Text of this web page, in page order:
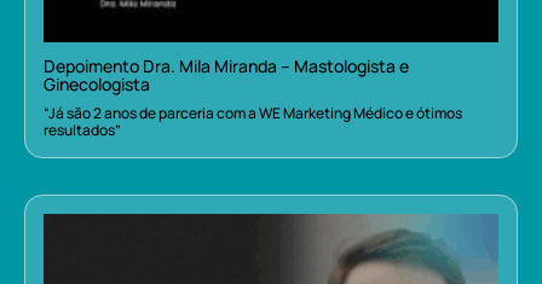
Depoimento Dra. Mila Miranda – Mastologista e
Ginecologista
“Já são 2 anos de parceria com a WE Marketing Médico e ótimos
resultados”